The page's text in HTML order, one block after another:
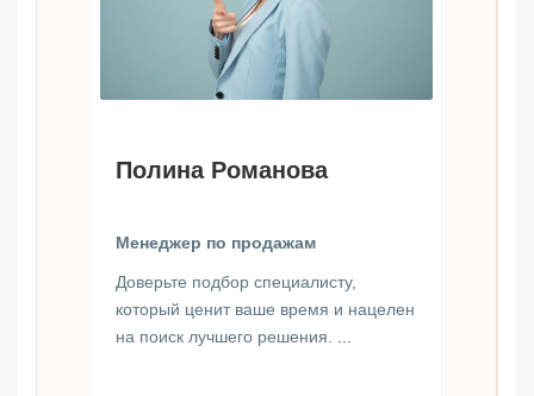
Полина Романова
Менеджер по продажам
Доверьте подбор специалисту,
который ценит ваше время и нацелен
на поиск лучшего решения.